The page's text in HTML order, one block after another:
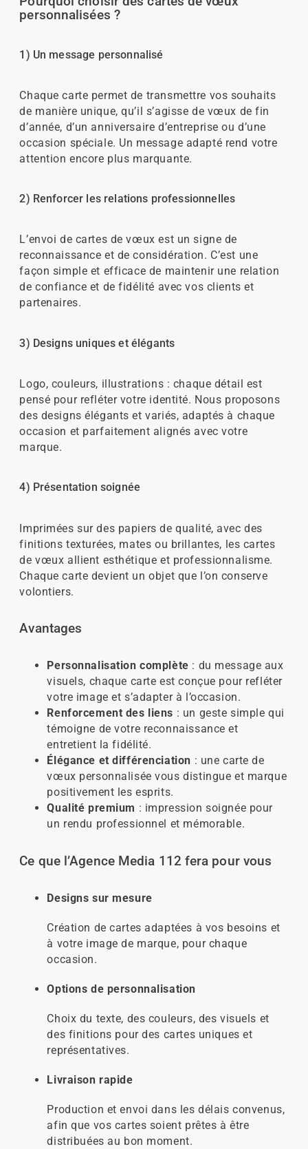
personnalisées ?
1) Un message personnalisé
Chaque carte permet de transmettre vos souhaits
de manière unique, qu’il s’agisse de vœux de fin
d’année, d’un anniversaire d’entreprise ou d’une
occasion spéciale. Un message adapté rend votre
attention encore plus marquante.
2) Renforcer les relations professionnelles
L’envoi de cartes de vœux est un signe de
reconnaissance et de considération. C’est une
façon simple et efficace de maintenir une relation
de confiance et de fidélité avec vos clients et
partenaires.
3) Designs uniques et élégants
Logo, couleurs, illustrations : chaque détail est
pensé pour refléter votre identité. Nous proposons
des designs élégants et variés, adaptés à chaque
occasion et parfaitement alignés avec votre
marque.
4) Présentation soignée
Imprimées sur des papiers de qualité, avec des
finitions texturées, mates ou brillantes, les cartes
de vœux allient esthétique et professionnalisme.
Chaque carte devient un objet que l’on conserve
volontiers.
Avantages
Personnalisation complète : du message aux
visuels, chaque carte est conçue pour refléter
votre image et s’adapter à l’occasion.
Renforcement des liens : un geste simple qui
témoigne de votre reconnaissance et
entretient la fidélité.
Élégance et différenciation : une carte de
vœux personnalisée vous distingue et marque
positivement les esprits.
Qualité premium : impression soignée pour
un rendu professionnel et mémorable.
Ce que l’Agence Media 112 fera pour vous
Designs sur mesure
Création de cartes adaptées à vos besoins et
à votre image de marque, pour chaque
occasion.
Options de personnalisation
Choix du texte, des couleurs, des visuels et
des finitions pour des cartes uniques et
représentatives.
Livraison rapide
Production et envoi dans les délais convenus,
afin que vos cartes soient prêtes à être
distribuées au bon moment.